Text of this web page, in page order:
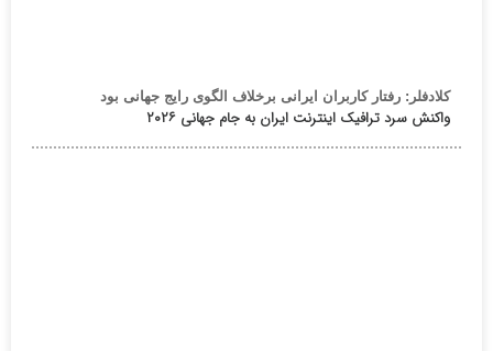
کلادفلر: رفتار کاربران ایرانی برخلاف الگوی رایج جهانی بود
واکنش سرد ترافیک اینترنت ایران به جام جهانی ۲۰۲۶